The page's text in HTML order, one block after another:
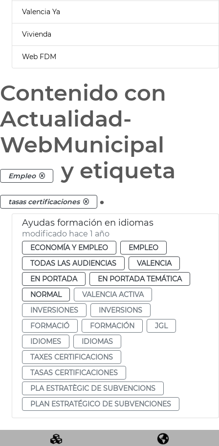
Valencia Ya
Vivienda
Web FDM
Contenido con
Actualidad-
WebMunicipal
Empleo y etiqueta
tasas certificaciones .
Ayudas formación en idiomas
modificado hace 1 año
ECONOMÍA Y EMPLEO
EMPLEO
TODAS LAS AUDIENCIAS
VALENCIA
EN PORTADA
EN PORTADA TEMÁTICA
NORMAL
VALENCIA ACTIVA
INVERSIONES
INVERSIONS
FORMACIÓ
FORMACIÓN
JGL
IDIOMES
IDIOMAS
TAXES CERTIFICACIONS
TASAS CERTIFICACIONES
PLA ESTRATÈGIC DE SUBVENCIONS
PLAN ESTRATÉGICO DE SUBVENCIONES